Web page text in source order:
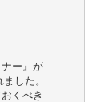
ー』が
した。
くべき